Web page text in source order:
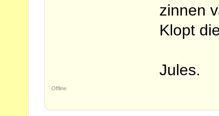
zinnen
Klopt
Jules.
Offline